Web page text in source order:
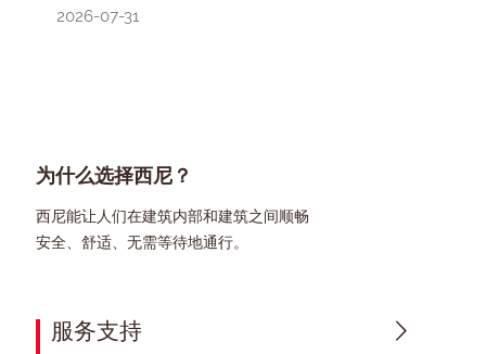
2026-07-31
为什么选择西尼？
西尼能让人们在建筑内部和建筑之间顺畅
安全、舒适、无需等待地通行。
服务支持